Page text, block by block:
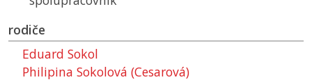
rodiče
Eduard Sokol
Philipina Sokolová (Cesarová)